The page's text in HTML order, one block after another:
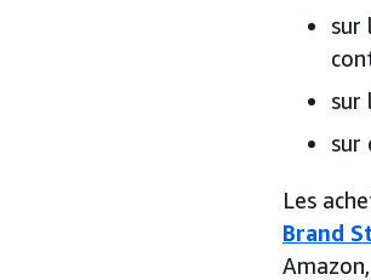
sur
sur
sur
Les
Brand